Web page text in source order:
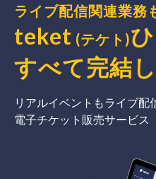
ライブ配信関連業務
teket (テケト)
すべて完結
リアルイベントもライブ配
電子チケット販売サービス